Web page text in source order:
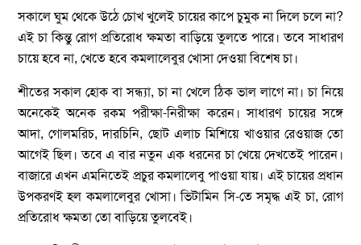
সকালে ঘুম থেকে উঠে চোখ খুলেই চায়ের কাপে চুমুক না দিলে চলে না?
এই চা কিন্তু রোগ প্রতিরোধ ক্ষমতা বাড়িয়ে তুলতে পারে। তবে সাধারণ
চায়ে হবে না, খেতে হবে কমলালেবুর খোসা দেওয়া বিশেষ চা।
শীতের সকাল হোক বা সন্ধ্যা, চা না খেলে ঠিক ভাল লাগে না। চা নিয়ে
অনেকেই অনেক রকম পরীক্ষা-নিরীক্ষা করেন। সাধারণ চায়ের সঙ্গে
আদা, গোলমরিচ, দারচিনি, ছোট এলাচ মিশিয়ে খাওয়ার রেওয়াজ তো
আগেই ছিল। তবে এ বার নতুন এক ধরনের চা খেয়ে দেখতেই পারেন।
বাজারে এখন এমনিতেই প্রচুর কমলালেবু পাওয়া যায়। এই চায়ের প্রধান
উপকরণই হল কমলালেবুর খোসা। ভিটামিন সি-তে সমৃদ্ধ এই চা, রোগ
প্রতিরোধ ক্ষমতা তো বাড়িয়ে তুলবেই।